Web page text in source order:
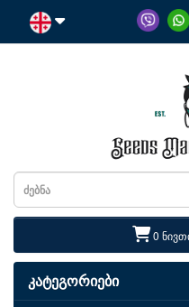
0
კატეგორიები